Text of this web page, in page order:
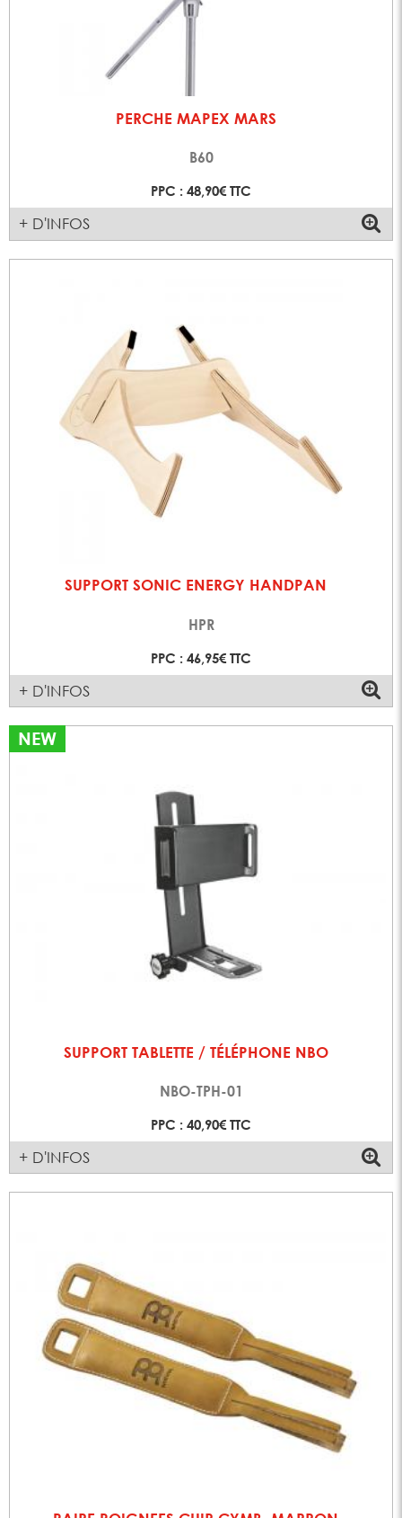
PERCHE MAPEX MARS
B60
PPC : 48,90€ TTC
+ D'INFOS
SUPPORT SONIC ENERGY HANDPAN
HPR
PPC : 46,95€ TTC
+ D'INFOS
NEW
SUPPORT TABLETTE / TÉLÉPHONE NBO
NBO-TPH-01
PPC : 40,90€ TTC
+ D'INFOS